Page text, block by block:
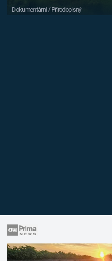
Dokumentární / Přírodopisný